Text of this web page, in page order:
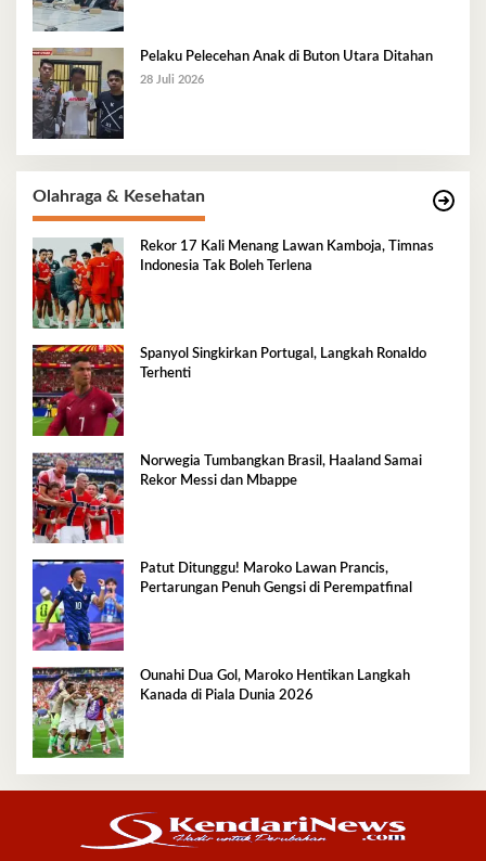
Pelaku Pelecehan Anak di Buton Utara Ditahan
28 Juli 2026
Olahraga & Kesehatan
Rekor 17 Kali Menang Lawan Kamboja, Timnas
Indonesia Tak Boleh Terlena
Spanyol Singkirkan Portugal, Langkah Ronaldo
Terhenti
Norwegia Tumbangkan Brasil, Haaland Samai
Rekor Messi dan Mbappe
Patut Ditunggu! Maroko Lawan Prancis,
Pertarungan Penuh Gengsi di Perempatfinal
Ounahi Dua Gol, Maroko Hentikan Langkah
Kanada di Piala Dunia 2026